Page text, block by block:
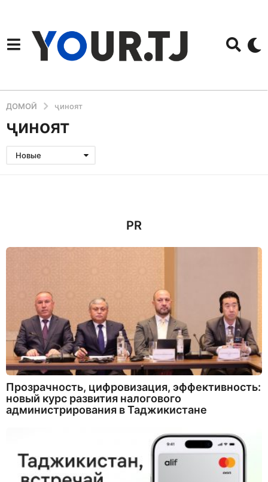
ДОМОЙ ҷиноят
ҷиноят
Новые
PR
Прозрачность, цифровизация, эффективность:
новый курс развития налогового
администрирования в Таджикистане